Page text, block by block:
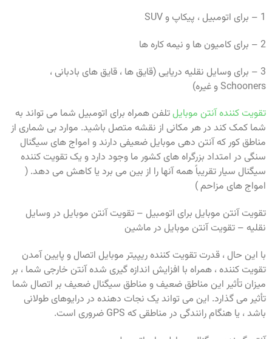
1 – برای اتومبیل ، پیکاپ و SUV
2 – برای کامیون ها و نیمه کاره ها
3 – برای وسایل نقلیه دریایی (قایق ها ، قایق های بادبانی ،
Schooners و غیره)
تقویت کننده آنتن موبایلتلفن همراه برای اتومبیل شما می تواند به
شما کمک کند در هر مکانی از نقشه متصل باشید. موارد بی شماری از
مناطق کور که آنتن دهی موبایل ضعیفی دارند و امواج های سیگنال
سنگی در امتداد بزرگراه های کشور ما وجود دارد و یک تقویت کننده
سیگنال سیار تقریباً همه آنها را از بین می برد یا کاهش می دهد. (
امواج های مزاحم )
تقویت آنتن موبایل برای اتومبیل – تقویت آنتن موبایل در وسایل
نقلیه – تقویت آنتن موبایل در ماشین
با این حال ، قدرت تقویت کننده ریپیتر موبایل اتصال و پایین آمدن
تقویت کننده ، همراه با افزایش اندازه گیری شده آنتن خارجی شما ، بر
میزان تأثیر این مناطق ضعیف و مناطق سیگنال ضعیف بر اتصال شما
تأثیر می گذارد. این می تواند یک نجات دهنده در درایوهای طولانی
باشد ، یا هنگام رانندگی در مناطقی که GPS ضروری است.